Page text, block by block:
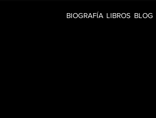
BIOGRAFÍA LIBROS BLOG